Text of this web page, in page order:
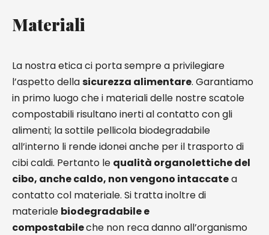
Materiali
La nostra etica ci porta sempre a privilegiare
l’aspetto dellasicurezza alimentare. Garantiamo
in primo luogo che i materiali delle nostre scatole
compostabili risultano inerti al contatto con gli
alimenti; la sottile pellicola biodegradabile
all’interno li rende idonei anche per il trasporto di
cibi caldi. Pertanto le qualità organolettiche del
cibo, anche caldo, non vengono intaccatea
contatto col materiale. Si tratta inoltre di
materiale biodegradabile e
compostabileche non reca danno all’organismo